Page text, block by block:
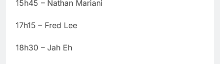
15h45 – Nathan Mariani
17h15 – Fred Lee
18h30 – Jah Eh